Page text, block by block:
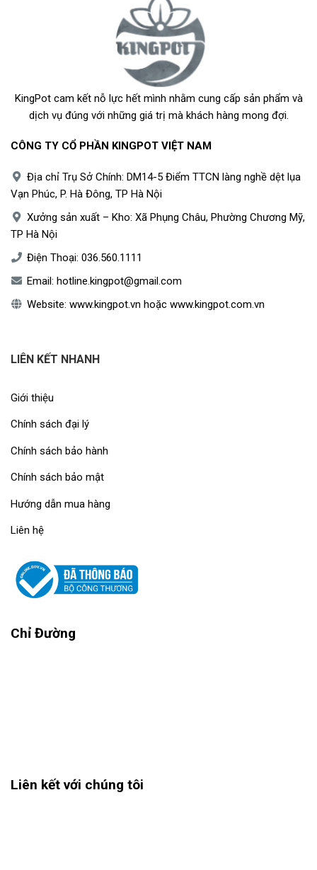
KingPot cam kết nỗ lực hết mình nhằm cung cấp sản phẩm và
dịch vụ đúng với những giá trị mà khách hàng mong đợi.
CÔNG TY CỔ PHẦN KINGPOT VIỆT NAM
Địa chỉ Trụ Sở Chính: DM14-5 Điểm TTCN làng nghề dệt lụa
Vạn Phúc, P. Hà Đông, TP Hà Nội
Xưởng sản xuất – Kho: Xã Phụng Châu, Phường Chương Mỹ,
TP Hà Nội
Điện Thoại: 036.560.1111
Email: hotline.kingpot@gmail.com
Website: www.kingpot.vn hoặc www.kingpot.com.vn
LIÊN KẾT NHANH
Giới thiệu
Chính sách đại lý
Chính sách bảo hành
Chính sách bảo mật
Hướng dẫn mua hàng
Liên hệ
Chỉ Đường
Liên kết với chúng tôi